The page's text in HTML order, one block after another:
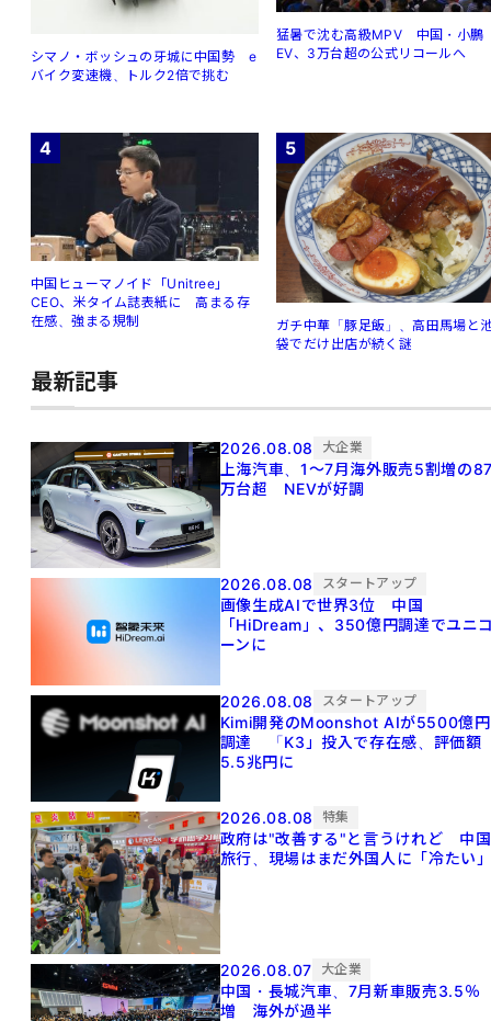
シマノ・ボッシュの牙城に中国勢 e
バイク変速機、トルク2倍で挑む
猛暑で沈む高級MPV 中国・小鵬
EV、3万台超の公式リコールへ
4
中国ヒューマノイド「Unitree」
CEO、米タイム誌表紙に 高まる存
在感、強まる規制
5
ガチ中華「豚足飯」、高田馬場と
袋でだけ出店が続く謎
最新記事
2026.08.08 大企業
上海汽車、1～7月海外販売5割増の
万台超 NEVが好調
2026.08.08 スタートアップ
画像生成AIで世界3位 中国
「HiDream」、350億円調達でユニ
ーンに
2026.08.08 スタートアップ
Kimi開発のMoonshot AIが5500億円
調達 「K3」投入で存在感、評価額
5.5兆円に
2026.08.08 特集
政府は"改善する"と言うけれど 中国
旅行、現場はまだ外国人に「冷たい
2026.08.07 大企業
中国・長城汽車、7月新車販売3.5％
増 海外が過半